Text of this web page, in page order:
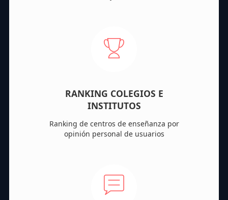
RANKING COLEGIOS E
INSTITUTOS
Ranking de centros de enseñanza por
opinión personal de usuarios